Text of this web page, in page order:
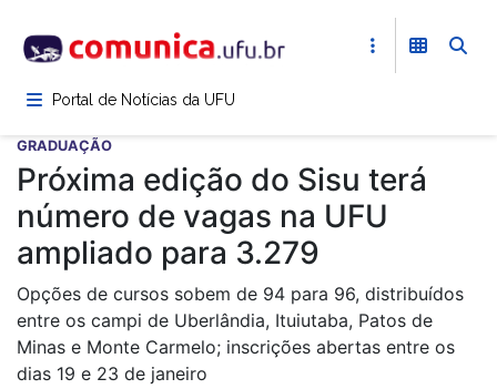
para
conteúdoPortal de Notícias da UFU
GRADUAÇÃO
Próxima edição do Sisu terá
número de vagas na UFU
ampliado para 3.279
Opções de cursos sobem de 94 para 96, distribuídos
entre os campi de Uberlândia, Ituiutaba, Patos de
Minas e Monte Carmelo; inscrições abertas entre os
dias 19 e 23 de janeiro